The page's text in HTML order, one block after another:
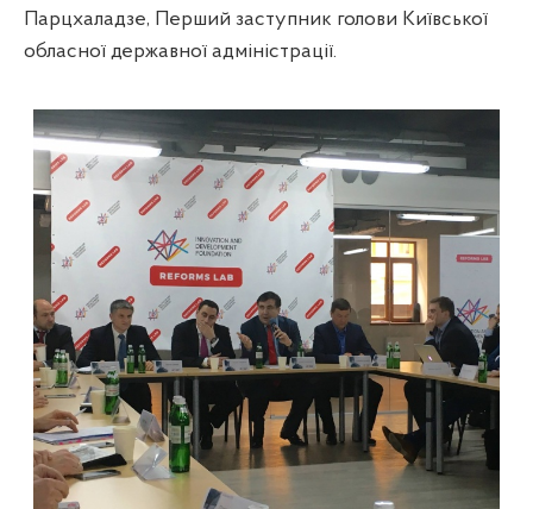
Парцхаладзе, Перший заступник голови Київської
обласної державної адміністрації.